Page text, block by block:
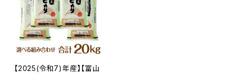
【2025(令和7)年産】【富山